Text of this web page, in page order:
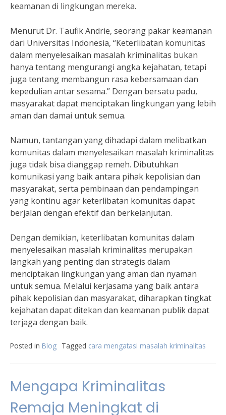
keamanan di lingkungan mereka.
Menurut Dr. Taufik Andrie, seorang pakar keamanan
dari Universitas Indonesia, “Keterlibatan komunitas
dalam menyelesaikan masalah kriminalitas bukan
hanya tentang mengurangi angka kejahatan, tetapi
juga tentang membangun rasa kebersamaan dan
kepedulian antar sesama.” Dengan bersatu padu,
masyarakat dapat menciptakan lingkungan yang lebih
aman dan damai untuk semua.
Namun, tantangan yang dihadapi dalam melibatkan
komunitas dalam menyelesaikan masalah kriminalitas
juga tidak bisa dianggap remeh. Dibutuhkan
komunikasi yang baik antara pihak kepolisian dan
masyarakat, serta pembinaan dan pendampingan
yang kontinu agar keterlibatan komunitas dapat
berjalan dengan efektif dan berkelanjutan.
Dengan demikian, keterlibatan komunitas dalam
menyelesaikan masalah kriminalitas merupakan
langkah yang penting dan strategis dalam
menciptakan lingkungan yang aman dan nyaman
untuk semua. Melalui kerjasama yang baik antara
pihak kepolisian dan masyarakat, diharapkan tingkat
kejahatan dapat ditekan dan keamanan publik dapat
terjaga dengan baik.
Posted in Blog Tagged cara mengatasi masalah kriminalitas
Mengapa Kriminalitas
Remaja Meningkat di